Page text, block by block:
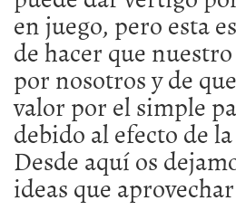
en juego, pero esta
de hacer que
por nosotros y de
valor por el simple
debido al efecto de
Desde aquí os
ideas que